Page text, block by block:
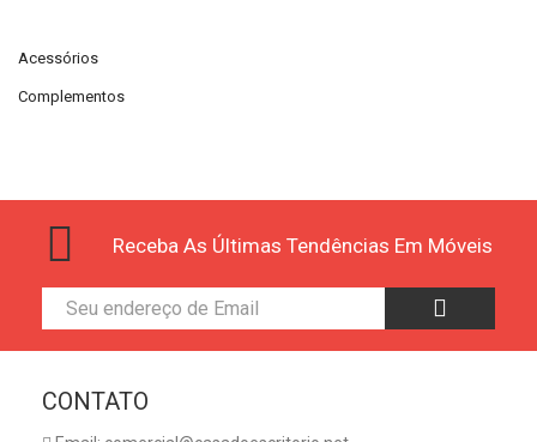
Acessórios
Complementos
Receba As Últimas Tendências Em Móveis
CONTATO